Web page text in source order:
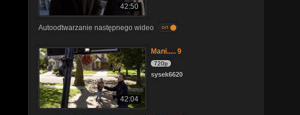
42:50
Autoodtwarzanie następnego wideo on
42:04
Mani..... 9
720p
sysek6620